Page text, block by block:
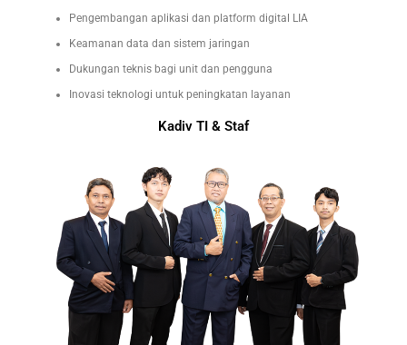
Pengembangan aplikasi dan platform digital LIA
Keamanan data dan sistem jaringan
Dukungan teknis bagi unit dan pengguna
Inovasi teknologi untuk peningkatan layanan
Kadiv TI & Staf